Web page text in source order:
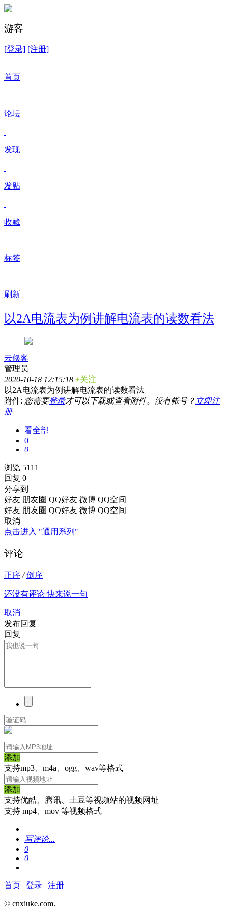
游客
[登录] [注册]
首页
论坛
发现
发贴
收藏
标签
刷新
以2A电流表为例讲解电流表的读数看法
云修客
管理员
2020-10-18 12:15:18 +关注
以2A电流表为例讲解电流表的读数看法
附件: 您需要登录才可以下载或查看附件。没有帐号？ 立即注
册
看全部
0
0
浏览 5111
回复 0
分享到
好友 朋友圈 QQ好友 微博 QQ空间
好友 朋友圈 QQ好友 微博 QQ空间
取消
点击进入 "通用系列"
评论
正序 / 倒序
还没有评论 快来说一句
取消
发布回复
回复
添加
支持mp3、m4a、ogg、wav等格式
添加
支持优酷、腾讯、土豆等视频站的视频网址
支持 mp4、mov 等视频格式
写评论...
0
0
首页 | 登录 | 注册
© cnxiuke.com.